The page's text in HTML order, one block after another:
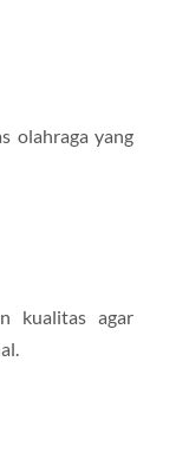
olahraga yang
kualitas agar